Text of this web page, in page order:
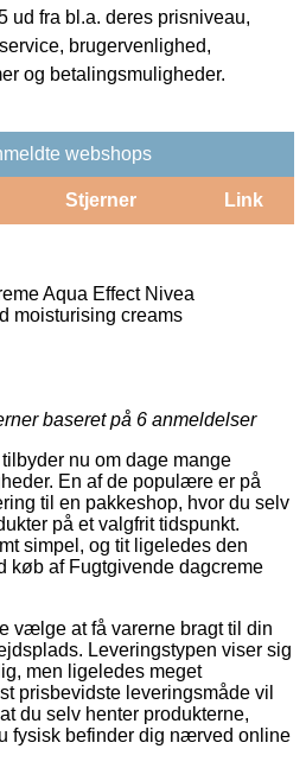
ud fra bl.a. deres prisniveau,
brugervenlighed,
og betalingsmuligheder.
webshops
Stjerner Link
Aqua Effect Nivea
moisturising creams
baseret på 6 anmeldelser
nu om dage mange
En af de populære er på
til en pakkeshop, hvor du selv
på et valgfrit tidspunkt.
simpel, og tit ligeledes den
køb af Fugtgivende dagcreme
vælge at få varerne bragt til din
Leveringstypen viser sig
men ligeledes meget
prisbevidste leveringsmåde vil
du selv henter produkterne,
fysisk befinder dig nærved online